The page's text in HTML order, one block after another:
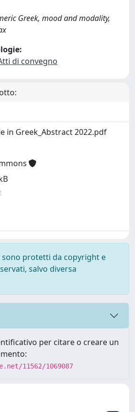
Greek, mood and modality,
di convegno
in Greek_Abstract 2022.pdf
sono protetti da copyright e
salvo diversa
per citare o creare un
11562/1069087